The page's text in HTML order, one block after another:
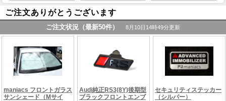
ご注文ありがとうございます